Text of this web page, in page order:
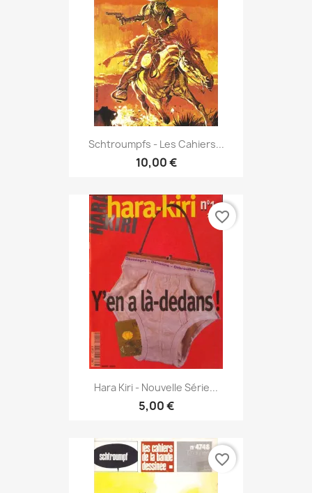
Schtroumpfs - Les Cahiers...
10,00 €
Hara Kiri - Nouvelle Série...
5,00 €
favorite_border
favorite_border